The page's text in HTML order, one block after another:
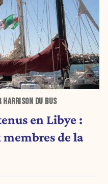
HARRISON DU BUS
en Libye :
de la